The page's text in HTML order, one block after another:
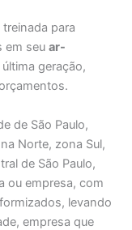
para
em seuar-
geração,
de São Paulo,
Norte, zona Sul,
de São Paulo,
ou empresa, com
levando
empresa que